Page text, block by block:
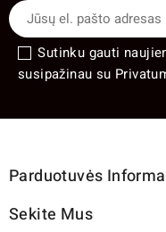
Sutinku gauti
susipažinau su
Parduotuvės
Sekite Mus